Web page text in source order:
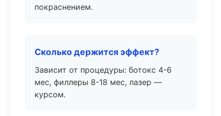
покраснением.
Сколько держится эффект?
Зависит от процедуры: ботокс 4-6
мес, филлеры 8-18 мес, лазер —
курсом.